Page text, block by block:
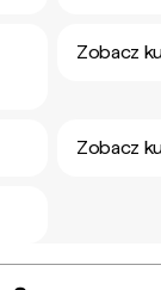
Zobacz
Zobacz